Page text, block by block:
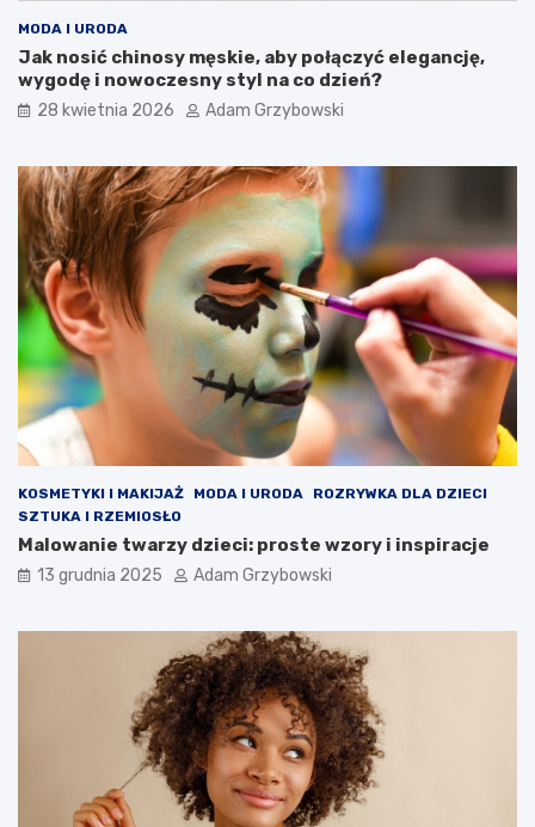
MODA I URODA
Jak nosić chinosy męskie, aby połączyć elegancję,
wygodę i nowoczesny styl na co dzień?
28 kwietnia 2026 Adam Grzybowski
KOSMETYKI I MAKIJAŻ MODA I URODA
ROZRYWKA DLA DZIECI
SZTUKA I RZEMIOSŁO
Malowanie twarzy dzieci: proste wzory i inspiracje
13 grudnia 2025 Adam Grzybowski